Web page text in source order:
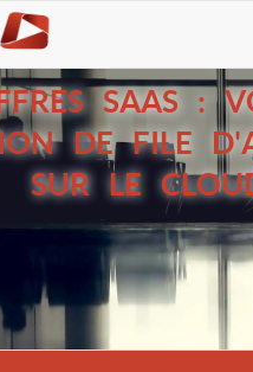
SAAS :
DE FILE
SUR LE